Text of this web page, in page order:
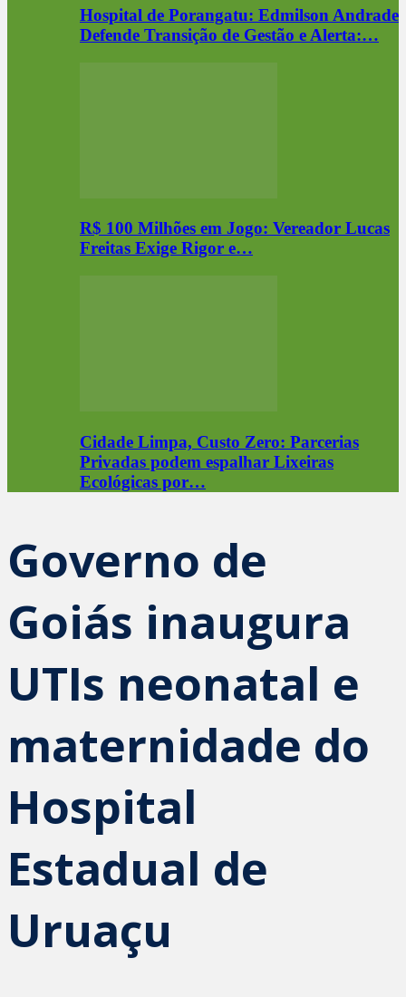
Hospital de Porangatu: Edmilson Andrade
Defende Transição de Gestão e Alerta:…
R$ 100 Milhões em Jogo: Vereador Lucas
Freitas Exige Rigor e…
Cidade Limpa, Custo Zero: Parcerias
Privadas podem espalhar Lixeiras
Ecológicas por…
Governo de
Goiás inaugura
UTIs neonatal e
maternidade do
Hospital
Estadual de
Uruaçu